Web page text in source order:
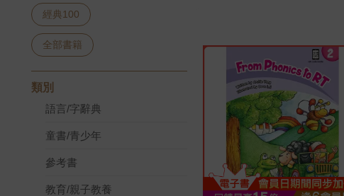
經典100
全部書籍
類別
語言/字辭典
童書/青少年
參考書
教育/親子教養